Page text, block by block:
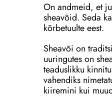
On andmeid, et
sheavõid. Seda
kõrbetuulte eest.
Sheavõi on
uuringutes on
teaduslikku
vahendiks
kiiremini kui